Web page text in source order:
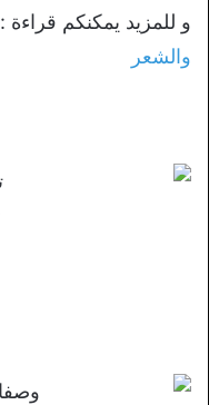
و للمزيد يمكنكم قراءة :
والشعر